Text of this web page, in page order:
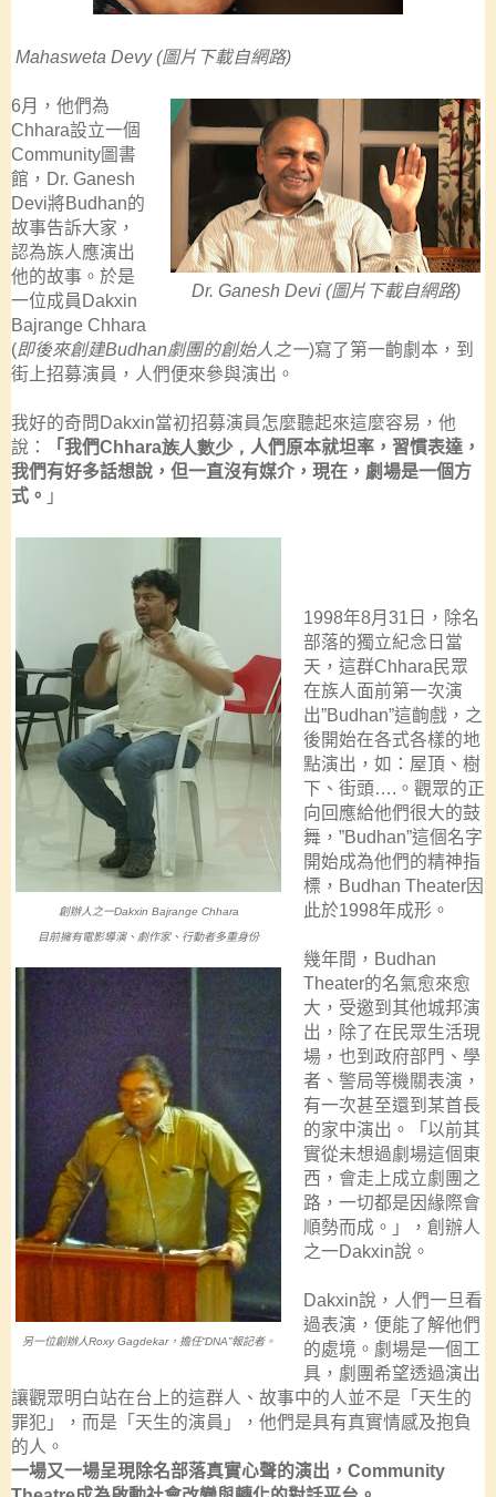
Mahasweta Devy (圖片下載自網路)
Dr. Ganesh Devi(圖片下載自網路)
6月，他們為
Chhara設立一個
Community圖書
館， Dr. Ganesh
Devi將Budhan的
故事告訴大家，
認為族人應演出
他的故事。於是
一位成員 Dakxin
Bajrange Chhara
(即後來創建Budhan劇團的創始人之一)寫了第一齣劇本，到
街上招募演員，人們便來參與演出。
我好的奇問 Dakxin當初招募演員怎麼聽起來這麼容易，他
說：
「我們Chhara族人數少， 人們原本就坦率，習慣表達，
我們有好多話想說，但一直沒有媒介，現在，劇場是一個方
式。 」
創辦人之一Dakxin Bajrange Chhara
目前擁有電影導演、劇作家、行動者多重身份
另一位創辦人Roxy Gagdekar，擔任“DNA”報記者。
1998年8月 31 日 ，除名
部落的獨立紀念日當
天，這群Chhara 民眾
在族人面前第一次演
出”Budhan”這齣戲，之
後開始在各式各樣的地
點演出，如：屋頂、樹
下、街頭…. 。觀眾的正
向回應給他們很大的鼓
舞， ”Budhan”這個名字
開始成為他們的精神指
標， Budhan Theater因
此於1998年成形。
幾年間， Budhan
Theater的名氣愈來愈
大，受邀到其他城邦演
出，除了在民眾生活現
場，也到政府部門、學
者、警局等機關表演，
有一次甚至還到某首長
的家中演出。「以前其
實從未想過劇場這個東
西，會走上成立劇團之
路，一切都是因緣際會
順勢而成。」，創辦人
之一Dakxin說。
Dakxin說，人們一旦看
過表演，便能了解他們
的處境。劇場是一個工
具，劇團希望透過演出
讓觀眾明白站在台上的這群人、故事中的人並不是「天生的
罪犯」，而是「天生的演員」，他們是具有真實情感及抱負
的人。
一場又一場呈現除名部落真實心聲的演出，Community